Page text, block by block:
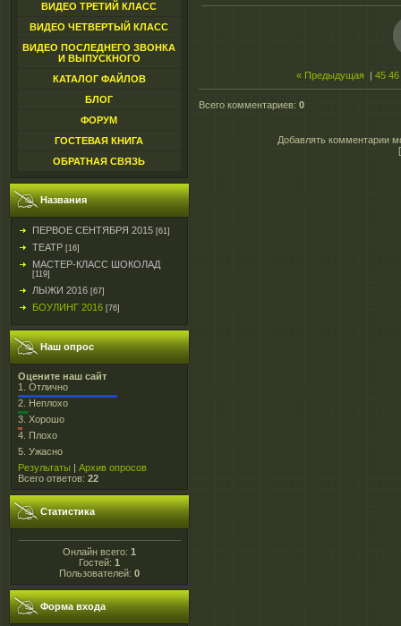
ВИДЕО ТРЕТИЙ КЛАСС
ВИДЕО ЧЕТВЕРТЫЙ КЛАСС
ВИДЕО ПОСЛЕДНЕГО ЗВОНКА
И ВЫПУСКНОГО
КАТАЛОГ ФАЙЛОВ
БЛОГ
ФОРУМ
ГОСТЕВАЯ КНИГА
ОБРАТНАЯ СВЯЗЬ
Названия
ПЕРВОЕ СЕНТЯБРЯ 2015 [61]
ТЕАТР [16]
МАСТЕР-КЛАСС ШОКОЛАД
[119]
ЛЫЖИ 2016 [67]
БОУЛИНГ 2016 [76]
Наш опрос
Оцените наш сайт
1. Отлично
2. Неплохо
3. Хорошо
4. Плохо
5. Ужасно
Результаты | Архив опросов
Всего ответов: 22
Статистика
Онлайн всего: 1
Гостей: 1
Пользователей: 0
Форма входа
« Предыдущая 45 46
Всего комментариев: 0
Добавлять комментарии